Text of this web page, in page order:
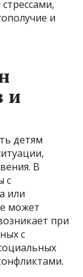
и
и
детям
В
с
или
может
при
с